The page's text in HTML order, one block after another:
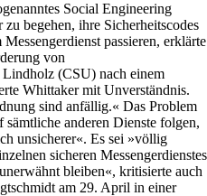
Social Engineering
begehen, ihre Sicherheitscodes
passieren, erklärte
von
(CSU) nach einem
Whittaker mit Unverständnis.
sind anfällig.« Das Problem
anderen Dienste folgen,
unsicherer«. Es sei »völlig
sicheren Messengerdienstes
bleiben«, kritisierte auch
am 29. April in einer